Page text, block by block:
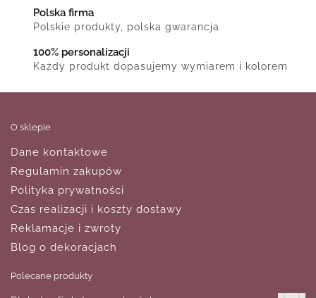
Polska firma
Polskie produkty, polska gwarancja
100% personalizacji
Każdy produkt dopasujemy wymiarem i kolorem
O sklepie
Dane kontaktowe
Regulamin zakupów
Polityka prywatności
Czas realizacji i koszty dostawy
Reklamacje i zwroty
Blog o dekoracjach
Polecane produkty